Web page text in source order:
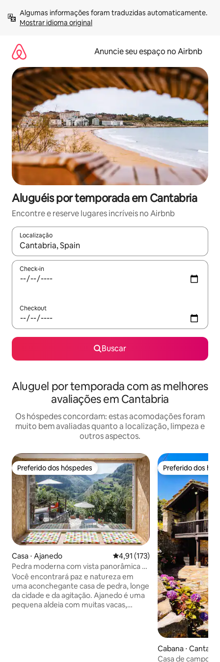
para
Mostrar idioma original
Anuncie seu espaço no Airbnb
Aluguéis por temporada em Cantabria
Encontre e reserve lugares incríveis no Airbnb
Localização
Quando os resultados estiverem disponíveis, explore-os
Check-in
Checkout
Buscar
Aluguel por temporada com as melhores
avaliações em Cantabria
Os hóspedes concordam: estas acomodações foram
muito bem avaliadas quanto a localização, limpeza e
outros aspectos.
Preferido dos hóspedes
Preferido dos hóspedes
Casa ⋅ Ajanedo 4,91 de uma avaliação média de
4,91 (173)
Pedra moderna com vista panorâmica e
Wi-Fi
Você encontrará paz e natureza em
uma aconchegante casa de pedra, longe
da cidade e da agitação. Ajanedo é uma
pequena aldeia com muitas vacas,
Preferido dos
Preferido dos
Cabana ⋅
Casa de campo